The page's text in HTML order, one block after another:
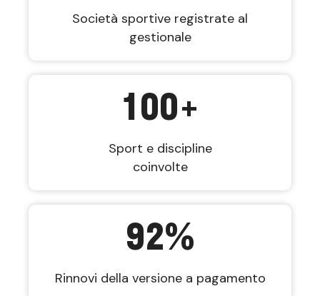
Società sportive registrate al
gestionale
100+
Sport e discipline
coinvolte
92%
Rinnovi della versione a pagamento